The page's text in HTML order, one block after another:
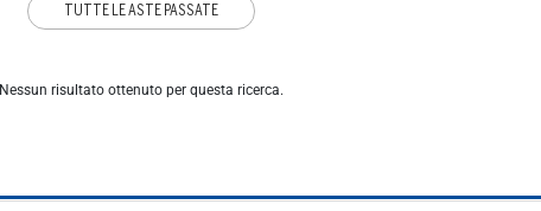
TUTTE LE ASTE PASSATE
Nessun risultato ottenuto per questa ricerca.